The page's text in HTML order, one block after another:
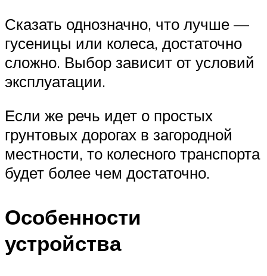
Сказать однозначно, что лучше —
гусеницы или колеса, достаточно
сложно. Выбор зависит от условий
эксплуатации.
Если же речь идет о простых
грунтовых дорогах в загородной
местности, то колесного транспорта
будет более чем достаточно.
Особенности
устройства